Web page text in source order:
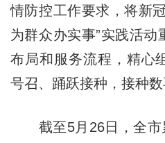
情防控工作要求，将新
为群众办实事”实践活动
布局和服务流程，精心
号召、踊跃接种，接种数
截至5月26日，全市